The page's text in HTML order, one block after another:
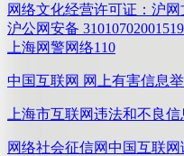
网络文化经营许可证：沪网
沪公网安备
上海网警网络110
中国互联网 网上有害信息
上海市互联网违法和不良
网络社会征信网中国互联网